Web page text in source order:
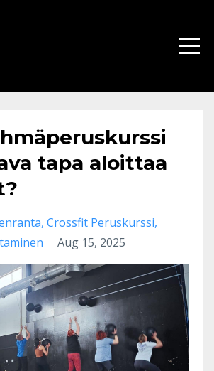
tapa aloittaa
Crossfit Peruskurssi
Aug 15, 2025